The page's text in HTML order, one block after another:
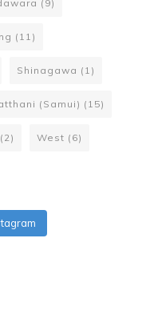
(9)
(11)
Shinagawa (1)
(Samui) (15)
(2) West (6)